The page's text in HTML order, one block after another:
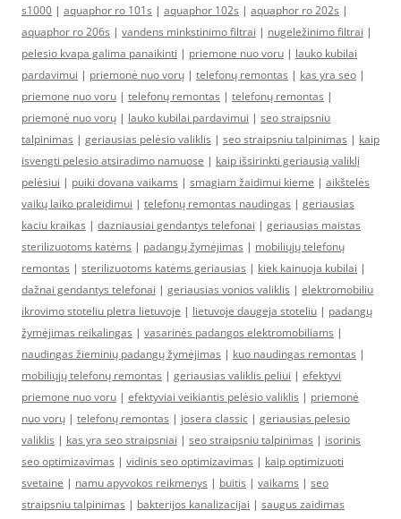
s1000 | aquaphor ro 101s | aquaphor 102s | aquaphor ro 202s |
aquaphor ro 206s | vandens minkstinimo filtrai | nugeležinimo filtrai |
pelesio kvapa galima panaikinti | priemone nuo voru | lauko kubilai
pardavimui | priemonė nuo vorų | telefonų remontas | kas yra seo |
priemone nuo voru | telefonų remontas | telefonų remontas |
priemonė nuo vorų | lauko kubilai pardavimui | seo straipsniu
talpinimas | geriausias pelėsio valiklis | seo straipsniu talpinimas | kaip
isvengti pelesio atsiradimo namuose | kaip išsirinkti geriausią valiklį
pelėsiui | puiki dovana vaikams | smagiam žaidimui kieme | aikštelės
vaikų laiko praleidimui | telefonų remontas naudingas | geriausias
kaciu kraikas | dazniausiai gendantys telefonai | geriausias maistas
sterilizuotoms katėms | padangų žymėjimas | mobiliųjų telefonų
remontas | sterilizuotoms katėms geriausias | kiek kainuoja kubilai |
dažnai gendantys telefonai | geriausias vonios valiklis | elektromobiliu
ikrovimo stoteliu pletra lietuvoje | lietuvoje daugeja stoteliu | padangų
žymėjimas reikalingas | vasarinės padangos elektromobiliams |
naudingas žieminių padangų žymėjimas | kuo naudingas remontas |
mobiliųjų telefonų remontas | geriausias valiklis peliui | efektyvi
priemone nuo voru | efektyviai veikiantis pelėsio valiklis | priemonė
nuo vorų | telefonų remontas | josera classic | geriausias pelesio
valiklis | kas yra seo straipsniai | seo straipsniu talpinimas | isorinis
seo optimizavimas | vidinis seo optimizavimas | kaip optimizuoti
svetaine | namu apyvokos reikmenys | buitis | vaikams | seo
straipsniu talpinimas | bakterijos kanalizacijai | saugus zaidimas